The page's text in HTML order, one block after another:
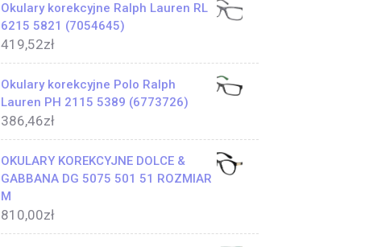
Okulary korekcyjne Ralph Lauren RL
6215 5821 (7054645)
419,52zł
Okulary korekcyjne Polo Ralph
Lauren PH 2115 5389 (6773726)
386,46zł
OKULARY KOREKCYJNE DOLCE &
GABBANA DG 5075 501 51 ROZMIAR
M
810,00zł